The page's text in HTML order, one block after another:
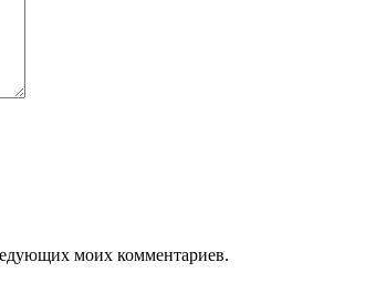
моих комментариев.